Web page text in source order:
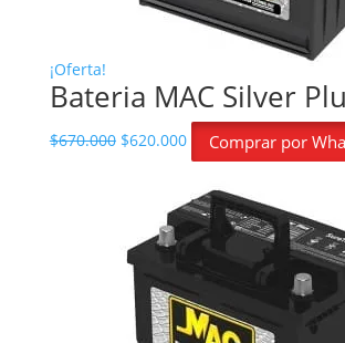
¡Oferta!
Bateria MAC Silver
$670.000 El precio original era:
$620.000El precio actual es:
Comprar por